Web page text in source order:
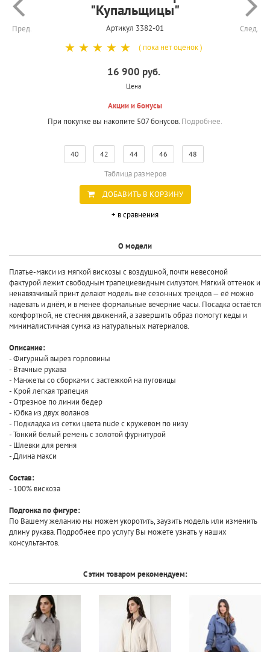
Пред.
"Купальщицы"
Артикул 3382-01 След.
☆
☆
☆
☆
☆ ( пока нет оценок )
16 900 руб.
Цена
Акции и бонусы
При покупке вы накопите 507 бонусов. Подробнее.
40 42 44 46 48
Таблица размеров
ДОБАВИТЬ В КОРЗИНУ
+ в сравнения
О модели
Платье-макси из мягкой вискозы с воздушной, почти невесомой
фактурой лежит свободным трапециевидным силуэтом. Мягкий оттенок и
ненавязчивый принт делают модель вне сезонных трендов — её можно
надевать и днём, и в менее формальные вечерние часы. Посадка остаётся
комфортной, не стесняя движений, а завершить образ помогут кеды и
минималистичная сумка из натуральных материалов.
Описание:
- Фигурный вырез горловины
- Втачные рукава
- Манжеты со сборками с застежкой на пуговицы
- Крой легкая трапеция
- Отрезное по линии бедер
- Юбка из двух воланов
- Подкладка из сетки цвета nude с кружевом по низу
- Тонкий белый ремень с золотой фурнитурой
- Шлевки для ремня
- Длина макси
Состав:
- 100% вискоза
Подгонка по фигуре:
По Вашему желанию мы можем укоротить, заузить модель или изменить
длину рукава. Подробнее про услугу Вы можете узнать у наших
консультантов.
С этим товаром рекомендуем: